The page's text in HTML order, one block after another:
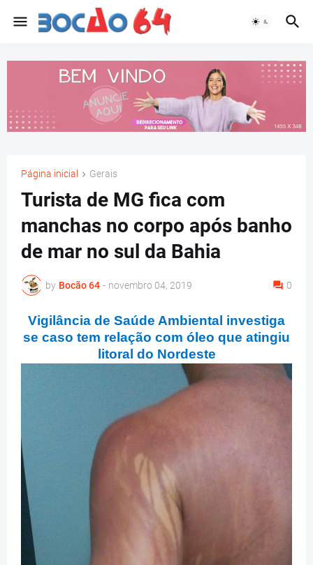
Página inicial Gerais
Turista de MG fica com
manchas no corpo após banho
de mar no sul da Bahia
by Bocão 64 - novembro 04, 2019 0
Vigilância de Saúde Ambiental investiga
se caso tem relação com óleo que atingiu
litoral do Nordeste